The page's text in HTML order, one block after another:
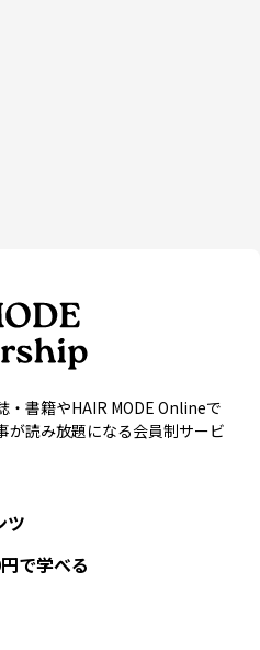
・書籍やHAIR MODE Onlineで
が読み放題になる会員制サービ
ツ
で学べる